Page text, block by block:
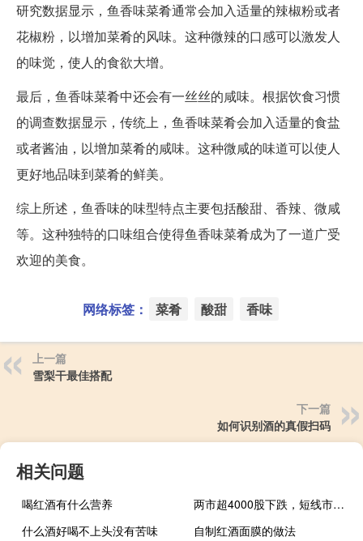
研究数据显示，鱼香味菜肴通常会加入适量的辣椒粉或者
花椒粉，以增加菜肴的风味。这种微辣的口感可以激发人
的味觉，使人的食欲大增。
最后，鱼香味菜肴中还会有一丝丝的咸味。根据饮食习惯
的调查数据显示，传统上，鱼香味菜肴会加入适量的食盐
或者酱油，以增加菜肴的咸味。这种微咸的味道可以使人
更好地品味到菜肴的鲜美。
综上所述，鱼香味的味型特点主要包括酸甜、香辣、微咸
等。这种独特的口味组合使得鱼香味菜肴成为了一道广受
欢迎的美食。
网络标签： 菜肴 酸甜 香味
上一篇
雪梨干最佳搭配
下一篇
如何识别酒的真假扫码
相关问题
喝红酒有什么营养
两市超4000股下跌，短线市场仍是存量博弈的格局 到底什么情况嘞
什么酒好喝不上头没有苦味
自制红酒面膜的做法